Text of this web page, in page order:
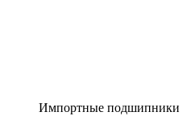
Импортные подшипники